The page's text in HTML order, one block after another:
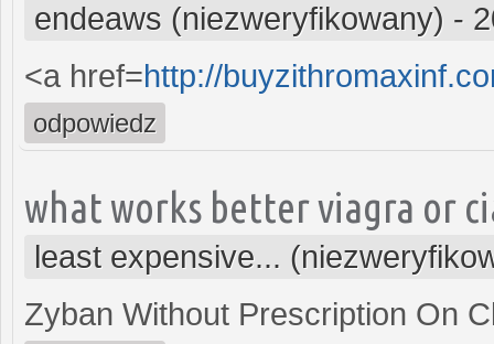
endeaws (niezweryfikowany) -
<a href=http://
odpowiedz
what works better viagra or
least expensive...
Zyban Without Prescription On